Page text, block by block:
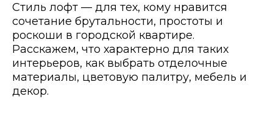
Стиль лофт — для тех, кому нравится
сочетание брутальности, простоты и
роскоши в городской квартире.
Расскажем, что характерно для таких
интерьеров, как выбрать отделочные
материалы, цветовую палитру, мебель и
декор.